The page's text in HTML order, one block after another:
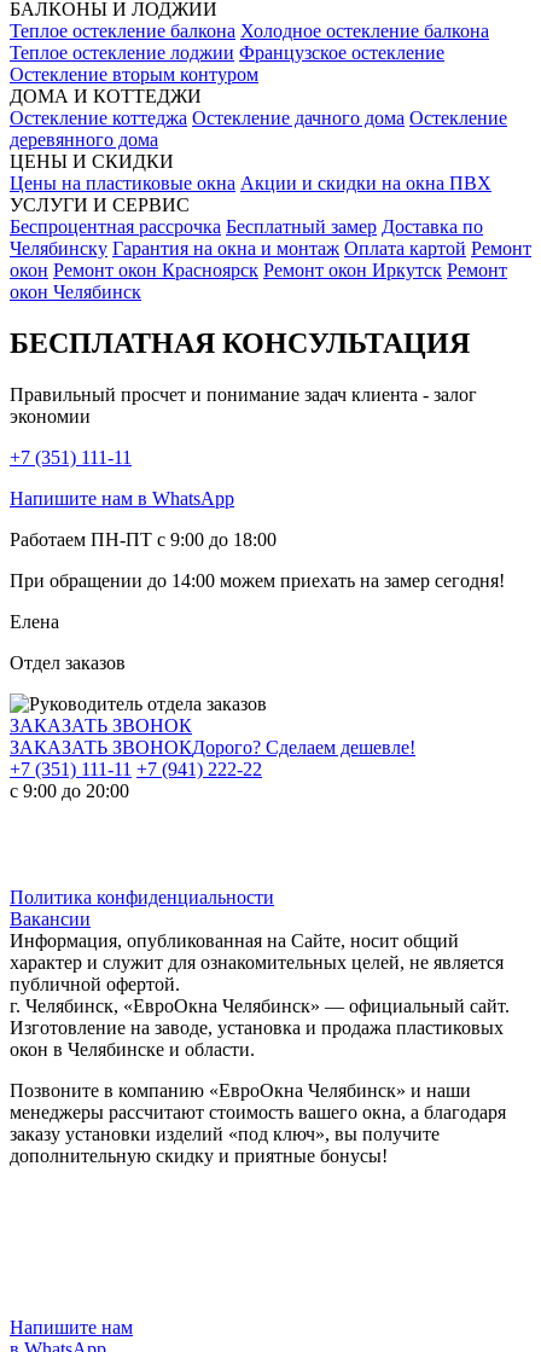
БАЛКОНЫ И ЛОДЖИИ
Теплое остекление балкона Холодное остекление балкона
Теплое остекление лоджии Французское остекление
Остекление вторым контуром
ДОМА И КОТТЕДЖИ
Остекление коттеджа Остекление дачного дома Остекление
деревянного дома
ЦЕНЫ И СКИДКИ
Цены на пластиковые окна Акции и скидки на окна ПВХ
УСЛУГИ И СЕРВИС
Беспроцентная рассрочка Бесплатный замер Доставка по
Челябинску Гарантия на окна и монтаж Оплата картой Ремонт
окон Ремонт окон Красноярск Ремонт окон Иркутск Ремонт
окон Челябинск
БЕСПЛАТНАЯ КОНСУЛЬТАЦИЯ
Правильный просчет и понимание задач клиента - залог
экономии
+7 (351) 111-11
Напишите нам в WhatsApp
Работаем ПН-ПТ с 9:00 до 18:00
При обращении до 14:00 можем приехать на замер сегодня!
Елена
Отдел заказов
ЗАКАЗАТЬ ЗВОНОК
ЗАКАЗАТЬ ЗВОНОКДорого? Сделаем дешевле!
+7 (351) 111-11 +7 (941) 222-22
с 9:00 до 20:00
Политика конфиденциальности
Вакансии
Информация, опубликованная на Сайте, носит общий
характер и служит для ознакомительных целей, не является
публичной офертой.
г. Челябинск, «ЕвроОкна Челябинск» — официальный сайт.
Изготовление на заводе, установка и продажа пластиковых
окон в Челябинске и области.
Позвоните в компанию «ЕвроОкна Челябинск» и наши
менеджеры рассчитают стоимость вашего окна, а благодаря
заказу установки изделий «под ключ», вы получите
дополнительную скидку и приятные бонусы!
Напишите нам